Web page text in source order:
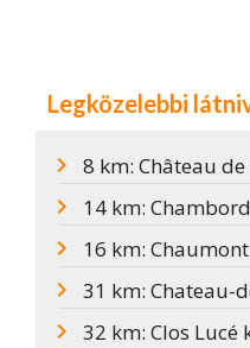
Legközelebbi
8 km: Château
14 km:
16 km:
31 km: Chateau-
32 km: Clos Lucé